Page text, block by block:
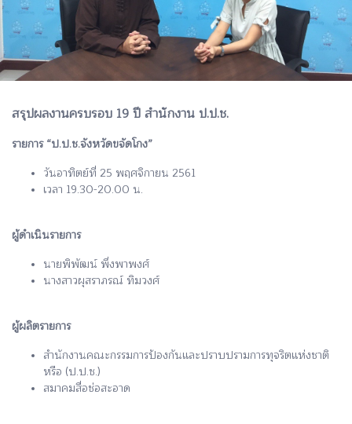
สรุปผลงานครบรอบ 19 ปี สำนักงาน ป.ป.ช.
รายการ “ป.ป.ช.จังหวัดขจัดโกง”
วันอาทิตย์ที่ 25 พฤศจิกายน 2561
เวลา 19.30-20.00 น.
ผู้ดำเนินรายการ
นายพิพัฒน์ พึ่งพาพงศ์
นางสาวผุสราภรณ์ ทิมวงศ์
ผู้ผลิตรายการ
สำนักงานคณะกรรมการป้องกันและปราบปรามการทุจริตแห่งชาติ
หรือ (ป.ป.ช.)
สมาคมสื่อช่อสะอาด